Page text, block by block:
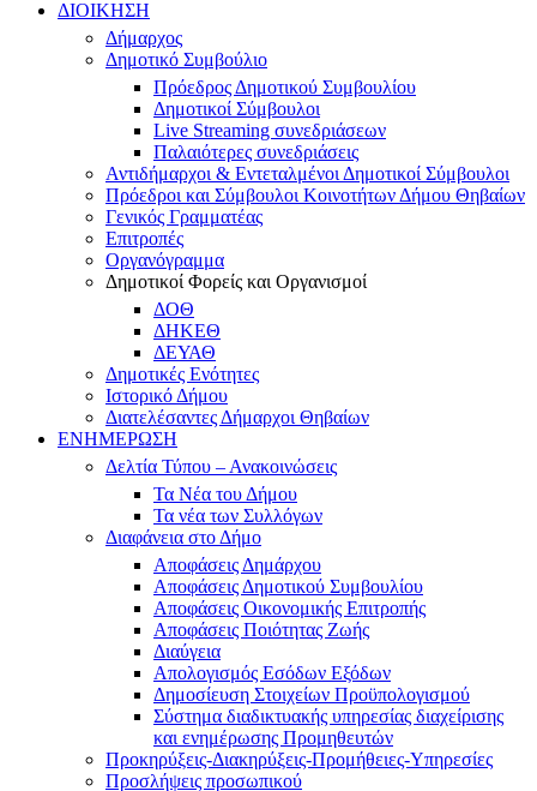
ΔΙΟΙΚΗΣΗ
Δήμαρχος
Δημοτικό Συμβούλιο
Πρόεδρος Δημοτικού Συμβουλίου
Δημοτικοί Σύμβουλοι
Live Streaming συνεδριάσεων
Παλαιότερες συνεδριάσεις
Αντιδήμαρχοι & Εντεταλμένοι Δημοτικοί Σύμβουλοι
Πρόεδροι και Σύμβουλοι Κοινοτήτων Δήμου Θηβαίων
Γενικός Γραμματέας
Επιτροπές
Οργανόγραμμα
Δημοτικοί Φορείς και Οργανισμοί
ΔΟΘ
ΔΗΚΕΘ
ΔΕΥΑΘ
Δημοτικές Ενότητες
Ιστορικό Δήμου
Διατελέσαντες Δήμαρχοι Θηβαίων
ΕΝΗΜΕΡΩΣΗ
Δελτία Τύπου – Ανακοινώσεις
Τα Νέα του Δήμου
Τα νέα των Συλλόγων
Διαφάνεια στο Δήμο
Αποφάσεις Δημάρχου
Αποφάσεις Δημοτικού Συμβουλίου
Αποφάσεις Οικονομικής Επιτροπής
Αποφάσεις Ποιότητας Ζωής
Διαύγεια
Απολογισμός Εσόδων Εξόδων
Δημοσίευση Στοιχείων Προϋπολογισμού
Σύστημα διαδικτυακής υπηρεσίας διαχείρισης
και ενημέρωσης Προμηθευτών
Προκηρύξεις-Διακηρύξεις-Προμήθειες-Υπηρεσίες
Προσλήψεις προσωπικού